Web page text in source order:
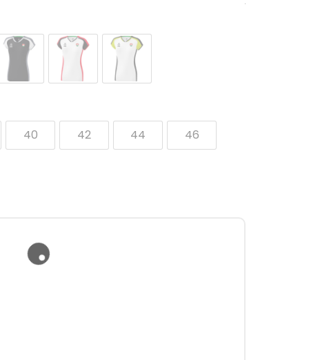
40 42 44 46